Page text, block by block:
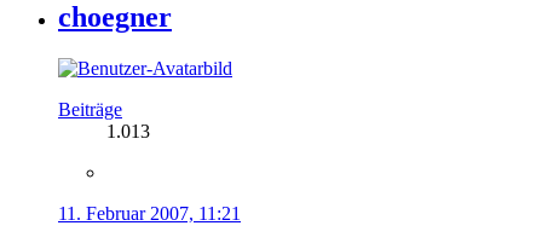
choegner
Beiträge
1.013
11. Februar 2007, 11:21